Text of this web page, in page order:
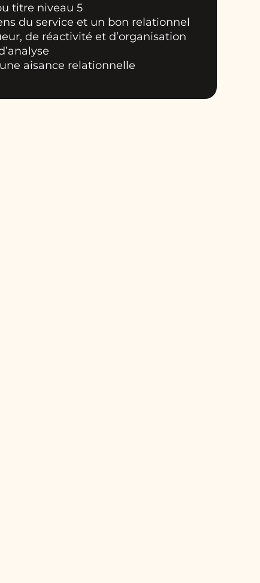
titre niveau 5
du service et un bon relationnel
de réactivité et d’organisation
une aisance relationnelle